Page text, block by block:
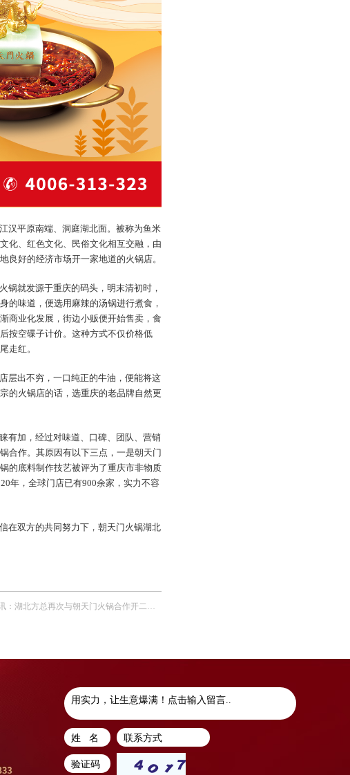
汉平原南端、洞庭湖北面。被称为鱼米
化、红色文化、民俗文化相互交融，由
良好的经济市场开一家地道的火锅店。
锅就发源于重庆的码头，明末清初时，
的味道，便选用麻辣的汤锅进行煮食，
商业化发展，街边小贩便开始售卖，食
按空碟子计价。这种方式不仅价格低
走红。
层出不穷，一口纯正的牛油，便能将这
的火锅店的话，选重庆的老品牌自然更
有加，经过对味道、口碑、团队、营销
合作。其原因有以下三点，一是朝天门
的底料制作技艺被评为了重庆市非物质
年，全球门店已有900余家，实力不容
在双方的共同努力下，朝天门火锅湖北
：湖北方总再次与朝天门火锅合作开二店！